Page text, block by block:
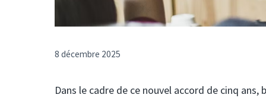
8 décembre 2025
Dans le cadre de ce nouvel accord de cinq